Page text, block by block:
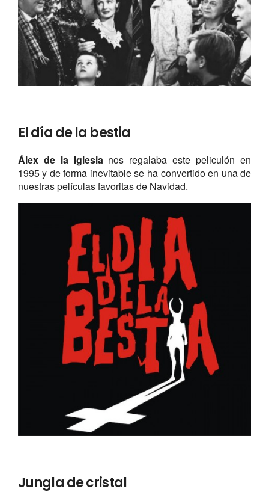
El día de la bestia
Álex de la Iglesianos regalaba este peliculón en
1995 y de forma inevitable se ha convertido en una de
nuestras películas favoritas de Navidad.
Jungla de cristal